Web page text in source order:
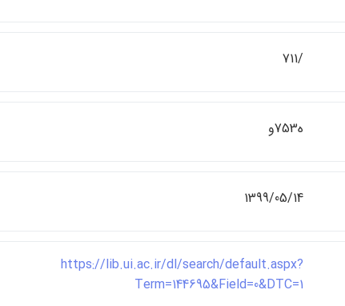
/711
ه753و
1399/05/14
https://lib.ui.ac.ir/dl/search/default.aspx?
Term=144695&Field=0&DTC=1